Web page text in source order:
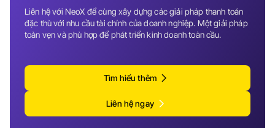
Liên hệ với NeoX để cùng xây dựng các giải pháp thanh toán
đặc thù với nhu cầu tài chính của doanh nghiệp. Một giải pháp
toàn vẹn và phù hợp để phát triển kinh doanh toàn cầu.
Tìm hiểu thêm
Liên hệ ngay